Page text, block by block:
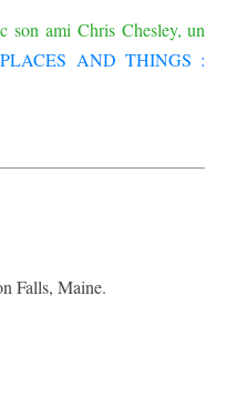
son ami Chris Chesley, un
AND THINGS :
Falls, Maine.